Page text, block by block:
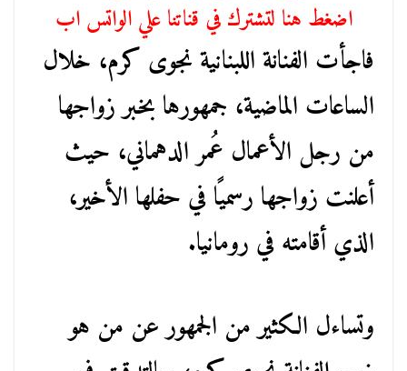
اضغط هنا لتشترك في قناتنا علي الواتس اب
فاجأت الفنانة اللبنانية نجوى كرم، خلال
الساعات الماضية، جمهورها بخبر زواجها
من رجل الأعمال عُمر الدهماني، حيث
أعلنت زواجها رسميًا في حفلها الأخير،
الذي أقامته في رومانيا.
وتساءل الكثير من الجمهور عن من هو